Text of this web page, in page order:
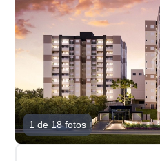
1 de 18 fotos